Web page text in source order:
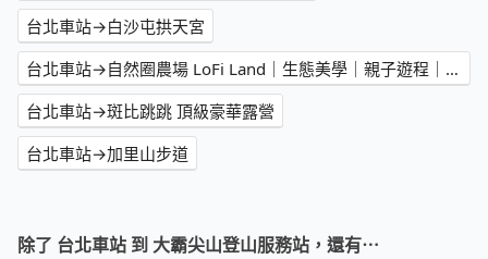
台北車站→白沙屯拱天宮
台北車站→自然圈農場 LoFi Land｜生態美學｜親子遊程｜景觀咖啡｜戶外婚禮｜團體包場
台北車站→斑比跳跳 頂級豪華露營
台北車站→加里山步道
除了 台北車站 到 大霸尖山登山服務站，還有⋯